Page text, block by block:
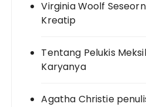
Virginia Woolf
Kreatip
Tentang Pelukis
Karyanya
Agatha Christie